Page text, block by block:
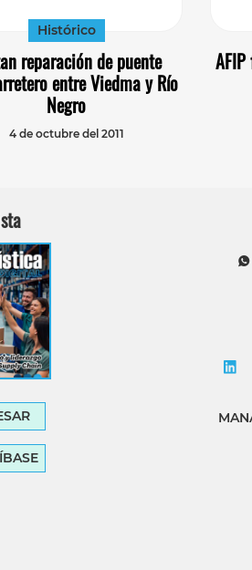
Histórico
reparación de puente
entre Viedma y Río
Negro
4 de octubre del 2011